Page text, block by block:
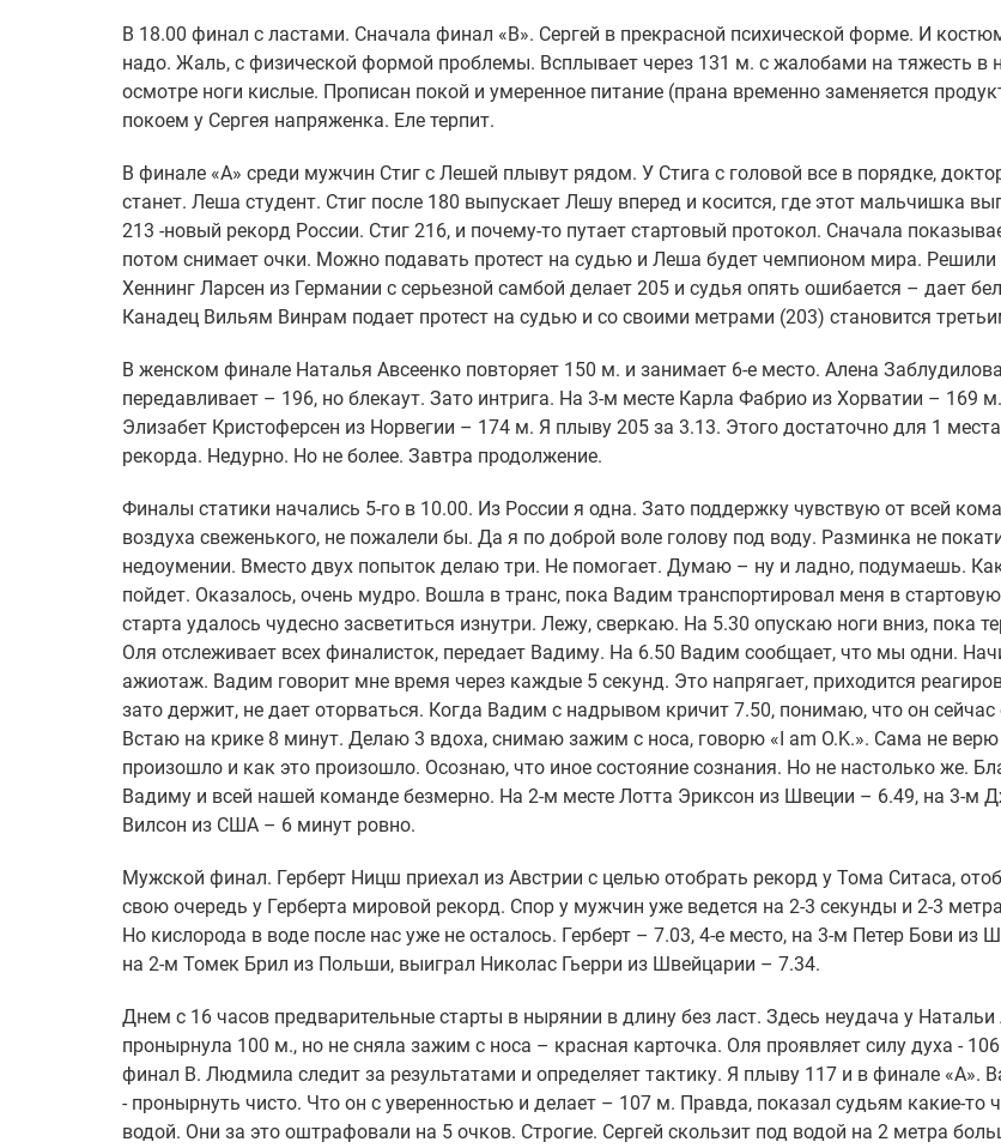
В 18.00 финал с ластами. Сначала финал «В». Сергей в прекрасной психической форме. И
надо. Жаль, с физической формой проблемы. Всплывает через 131 м. с жалобами на тяжесть в
осмотре ноги кислые. Прописан покой и умеренное питание (прана временно заменяется
покоем у Сергея напряженка. Еле терпит.
В финале «А» среди мужчин Стиг с Лешей плывут рядом. У Стига с головой все в порядке,
станет. Леша студент. Стиг после 180 выпускает Лешу вперед и косится, где этот мальчишка
213 -новый рекорд России. Стиг 216, и почему-то путает стартовый протокол. Сначала
потом снимает очки. Можно подавать протест на судью и Леша будет чемпионом мира. Решили
Хеннинг Ларсен из Германии с серьезной самбой делает 205 и судья опять ошибается – дает
Канадец Вильям Винрам подает протест на судью и со своими метрами (203) становится
В женском финале Наталья Авсеенко повторяет 150 м. и занимает 6-е место. Алена
передавливает – 196, но блекаут. Зато интрига. На 3-м месте Карла Фабрио из Хорватии – 169
Элизабет Кристоферсен из Норвегии – 174 м. Я плыву 205 за 3.13. Этого достаточно для 1
рекорда. Недурно. Но не более. Завтра продолжение.
Финалы статики начались 5-го в 10.00. Из России я одна. Зато поддержку чувствую от всей
воздуха свеженького, не пожалели бы. Да я по доброй воле голову под воду. Разминка не
недоумении. Вместо двух попыток делаю три. Не помогает. Думаю – ну и ладно, подумаешь.
пойдет. Оказалось, очень мудро. Вошла в транс, пока Вадим транспортировал меня в
старта удалось чудесно засветиться изнутри. Лежу, сверкаю. На 5.30 опускаю ноги вниз, пока
Оля отслеживает всех финалисток, передает Вадиму. На 6.50 Вадим сообщает, что мы одни.
ажиотаж. Вадим говорит мне время через каждые 5 секунд. Это напрягает, приходится
зато держит, не дает оторваться. Когда Вадим с надрывом кричит 7.50, понимаю, что он сейчас
Встаю на крике 8 минут. Делаю 3 вдоха, снимаю зажим с носа, говорю «I am O.K.». Сама не верю
произошло и как это произошло. Осознаю, что иное состояние сознания. Но не настолько же.
Вадиму и всей нашей команде безмерно. На 2-м месте Лотта Эриксон из Швеции – 6.49, на 3-м
Вилсон из США – 6 минут ровно.
Мужской финал. Герберт Ницш приехал из Австрии с целью отобрать рекорд у Тома Ситаса,
свою очередь у Герберта мировой рекорд. Спор у мужчин уже ведется на 2-3 секунды и 2-3
Но кислорода в воде после нас уже не осталось. Герберт – 7.03, 4-е место, на 3-м Петер Бови из
на 2-м Томек Брил из Польши, выиграл Николас Гьерри из Швейцарии – 7.34.
Днем с 16 часов предварительные старты в нырянии в длину без ласт. Здесь неудача у Натальи
пронырнула 100 м., но не сняла зажим с носа – красная карточка. Оля проявляет силу духа -
финал В. Людмила следит за результатами и определяет тактику. Я плыву 117 и в финале «А».
- пронырнуть чисто. Что он с уверенностью и делает – 107 м. Правда, показал судьям какие-то
водой. Они за это оштрафовали на 5 очков. Строгие. Сергей скользит под водой на 2 метра